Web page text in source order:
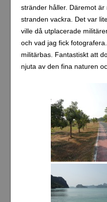
stränder håller. Däremot
stranden vackra. Det var
ville då utplacerade
och vad jag fick
militärbas. Fantastiskt att
njuta av den fina naturen